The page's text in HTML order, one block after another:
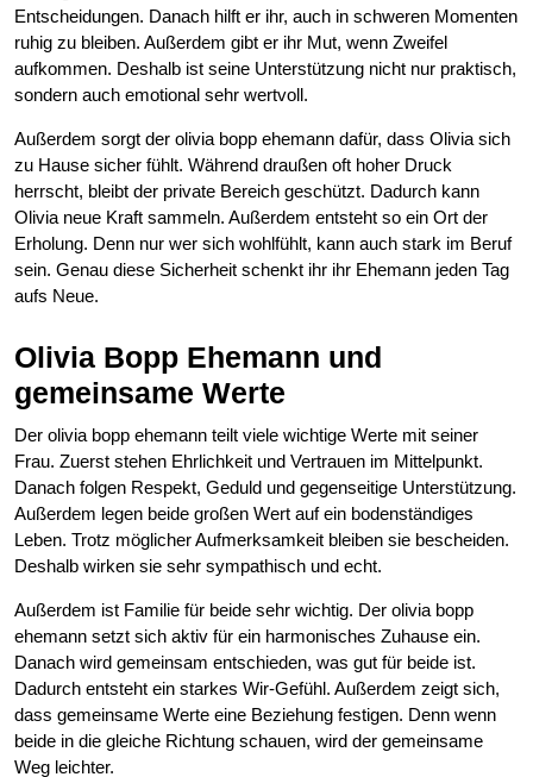
Entscheidungen. Danach hilft er ihr, auch in schweren Momenten
ruhig zu bleiben. Außerdem gibt er ihr Mut, wenn Zweifel
aufkommen. Deshalb ist seine Unterstützung nicht nur praktisch,
sondern auch emotional sehr wertvoll.
Außerdem sorgt der olivia bopp ehemann dafür, dass Olivia sich
zu Hause sicher fühlt. Während draußen oft hoher Druck
herrscht, bleibt der private Bereich geschützt. Dadurch kann
Olivia neue Kraft sammeln. Außerdem entsteht so ein Ort der
Erholung. Denn nur wer sich wohlfühlt, kann auch stark im Beruf
sein. Genau diese Sicherheit schenkt ihr ihr Ehemann jeden Tag
aufs Neue.
Olivia Bopp Ehemann und
gemeinsame Werte
Der olivia bopp ehemann teilt viele wichtige Werte mit seiner
Frau. Zuerst stehen Ehrlichkeit und Vertrauen im Mittelpunkt.
Danach folgen Respekt, Geduld und gegenseitige Unterstützung.
Außerdem legen beide großen Wert auf ein bodenständiges
Leben. Trotz möglicher Aufmerksamkeit bleiben sie bescheiden.
Deshalb wirken sie sehr sympathisch und echt.
Außerdem ist Familie für beide sehr wichtig. Der olivia bopp
ehemann setzt sich aktiv für ein harmonisches Zuhause ein.
Danach wird gemeinsam entschieden, was gut für beide ist.
Dadurch entsteht ein starkes Wir-Gefühl. Außerdem zeigt sich,
dass gemeinsame Werte eine Beziehung festigen. Denn wenn
beide in die gleiche Richtung schauen, wird der gemeinsame
Weg leichter.